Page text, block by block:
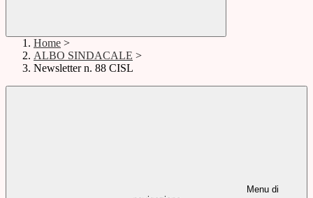
Home >
ALBO SINDACALE >
Newsletter n. 88 CISL
Menu di